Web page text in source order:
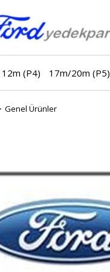
12m (P4) 17m/20m (P5)
Genel Ürünler